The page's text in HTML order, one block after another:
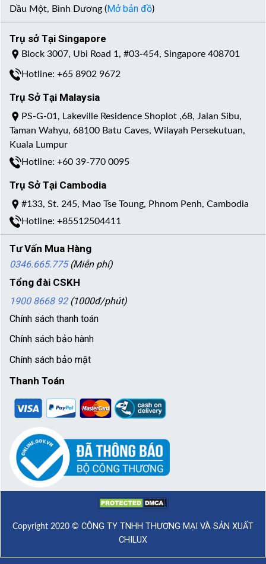
Dầu Một, Bình Dương (Mở bản đồ)
Trụ sở Tại Singapore
Block 3007, Ubi Road 1, #03-454, Singapore 408701
Hotline: +65 8902 9672
Trụ Sở Tại Malaysia
PS-G-01, Lakeville Residence Shoplot ,68, Jalan Sibu,
Taman Wahyu, 68100 Batu Caves, Wilayah Persekutuan,
Kuala Lumpur
Hotline: +60 39-770 0095
Trụ Sở Tại Cambodia
#133, St. 245, Mao Tse Toung, Phnom Penh, Cambodia
Hotline: +85512504411
Tư Vấn Mua Hàng
0346.665.775 (Miễn phí)
Tổng đài CSKH
1900 8668 92 (1000đ/phút)
Chính sách thanh toán
Chính sách bảo hành
Chính sách bảo mật
Thanh Toán
Copyright 2020 © CÔNG TY TNHH THƯƠNG MẠI VÀ SẢN XUẤT
CHILUX